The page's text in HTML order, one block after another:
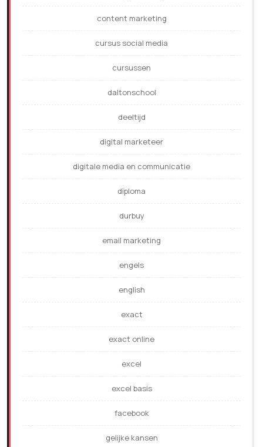
content marketing
cursus social media
cursussen
daltonschool
deeltijd
digital marketeer
digitale media en communicatie
diploma
durbuy
email marketing
engels
english
exact
exact online
excel
excel basis
facebook
gelijke kansen